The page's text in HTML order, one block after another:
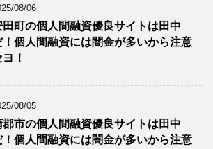
08/06
田町の個人間融資優良サイトは田中
！個人間融資には闇金が多いから注意
！
08/05
郡市の個人間融資優良サイトは田中
！個人間融資には闇金が多いから注意